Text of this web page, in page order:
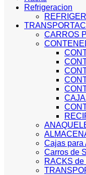
Refrigeracion
CARROS
Cajas para
Carros de
RACKS de